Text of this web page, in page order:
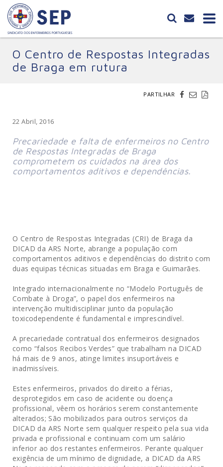
O Centro de Respostas Integradas
de Braga em rutura
PARTILHAR
22 Abril, 2016
Precariedade e falta de enfermeiros no Centro
de Respostas Integradas de Braga
comprometem os cuidados na área dos
comportamentos aditivos e dependências.
O Centro de Respostas Integradas (CRI) de Braga da
DICAD da ARS Norte, abrange a população com
comportamentos aditivos e dependências do distrito com
duas equipas técnicas situadas em Braga e Guimarães.
Integrado internacionalmente no “Modelo Português de
Combate à Droga”, o papel dos enfermeiros na
intervenção multidisciplinar junto da população
toxicodependente é fundamental e imprescindível.
A precariedade contratual dos enfermeiros designados
como “falsos Recibos Verdes” que trabalham na DICAD
há mais de 9 anos, atinge limites insuportáveis e
inadmissíveis.
Estes enfermeiros, privados do direito a férias,
desprotegidos em caso de acidente ou doença
profissional, vêem os horários serem constantemente
alterados; São mobilizados para outros serviços da
DICAD da ARS Norte sem qualquer respeito pela sua vida
privada e profissional e continuam com um salário
inferior ao dos restantes enfermeiros. Perante qualquer
exigência de um mínimo de dignidade, a DICAD da ARS